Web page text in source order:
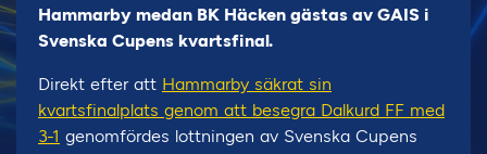
Hammarby medan BK Häcken gästas av GAIS i
Svenska Cupens kvartsfinal.
Direkt efter att Hammarby säkrat sin
kvartsfinalplats genom att besegra Dalkurd FF med
3-1 genomfördes lottningen av Svenska Cupens